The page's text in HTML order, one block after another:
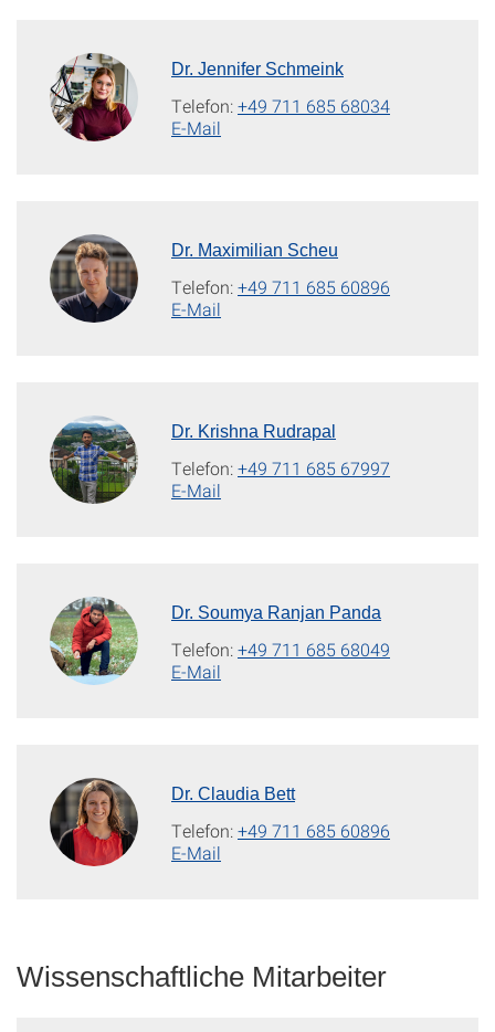
Dr. Jennifer Schmeink
Telefon:+49 711 685 68034
E-Mail
Dr. Maximilian Scheu
Telefon:+49 711 685 60896
E-Mail
Dr. Krishna Rudrapal
Telefon:+49 711 685 67997
E-Mail
Dr. Soumya Ranjan Panda
Telefon:+49 711 685 68049
E-Mail
Dr. Claudia Bett
Telefon:+49 711 685 60896
E-Mail
Wissenschaftliche Mitarbeiter